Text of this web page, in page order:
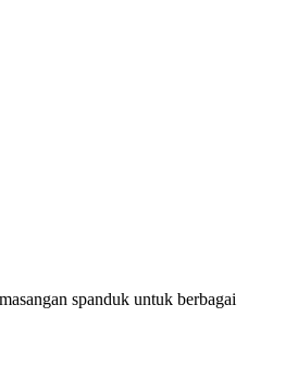
spanduk untuk berbagai